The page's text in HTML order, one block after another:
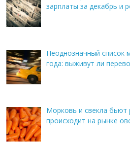
зарплаты за декабрь и
Неоднозначный список
года: выживут ли
Морковь и свекла бьют
происходит на рынке